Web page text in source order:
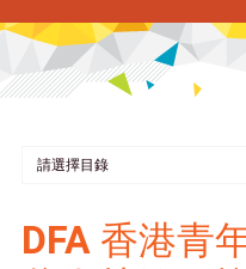
請選擇目錄
DFA 香港青